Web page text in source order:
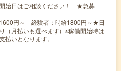
始日はご相談ください！ ★急募
円～ 経験者：時給1800円～★日
（月払いも選べます）※稼働開始時は
払いとなります。